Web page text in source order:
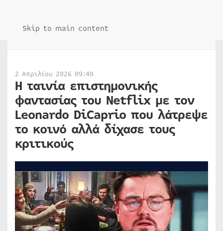
Skip to main content
2 Απριλίου 2026 09:49
Η ταινία επιστημονικής
φαντασίας του Netflix με τον
Leonardo DiCaprio που λάτρεψε
το κοινό αλλά δίχασε τους
κριτικούς